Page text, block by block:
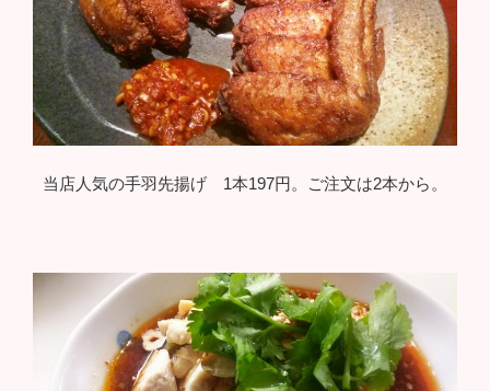
当店人気の手羽先揚げ 1本197円。ご注文は2本から。